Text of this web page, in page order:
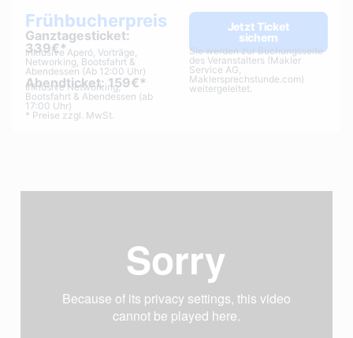
Frühbucherpreis
Ganztagesticket:
339€*
Inklusive Aperó, Vorträge,
Networking, Bootsfahrt &
Abendessen (Ab 12:00 Uhr)
Abendticket: 159€*
Inklusive Networking,
Bootsfahrt & Abendessen (ab
17:00 Uhr)
* Preise zzgl. MwSt.
Jetzt Ticket
sichern
Sie werden zur Buchungsseite
des Veranstalters (Makler
Service AG,
Maklersprechstunde.com)
weitergeleitet.